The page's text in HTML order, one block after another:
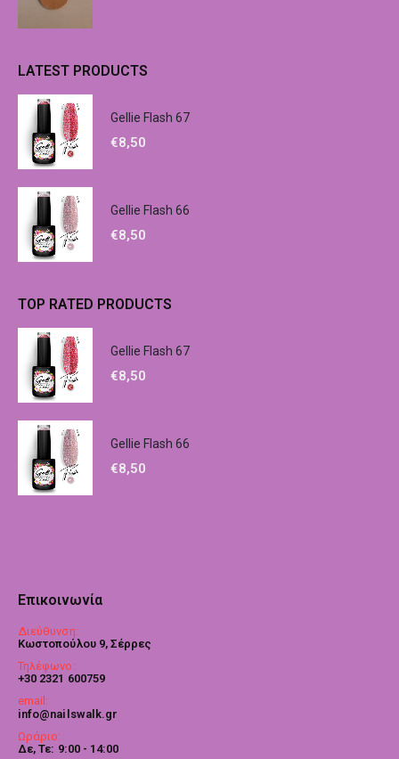
LATEST PRODUCTS
Gellie Flash 67
€8,50
Gellie Flash 66
€8,50
TOP RATED PRODUCTS
Gellie Flash 67
€8,50
Gellie Flash 66
€8,50
Επικοινωνία
Διεύθυνση:
Κωστοπούλου 9, Σέρρες
Τηλέφωνο:
+30 2321 600759
email:
info@nailswalk.gr
Ωράριο:
Δε, Τε: 9:00 - 14:00